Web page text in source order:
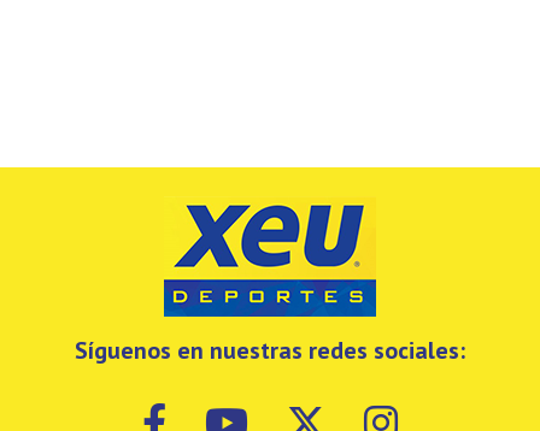
Síguenos en nuestras redes sociales: